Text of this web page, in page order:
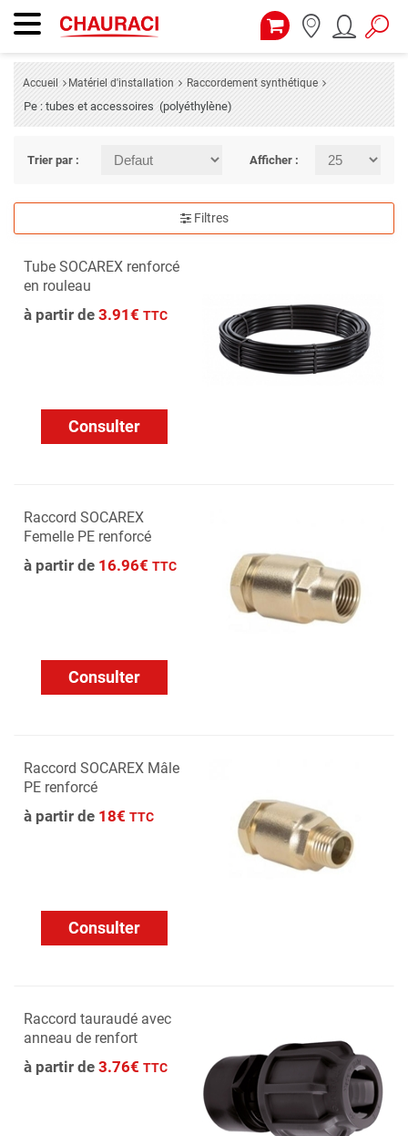
Accueil Matériel d'installation Raccordement synthétique
Pe : tubes et accessoires (polyéthylène)
Trier par : Afficher :
Filtres
Tube SOCAREX renforcé
en rouleau
à partir de 3.91€ TTC
Consulter
Raccord SOCAREX
Femelle PE renforcé
à partir de 16.96€ TTC
Consulter
Raccord SOCAREX Mâle
PE renforcé
à partir de 18€ TTC
Consulter
Raccord tauraudé avec
anneau de renfort
à partir de 3.76€ TTC